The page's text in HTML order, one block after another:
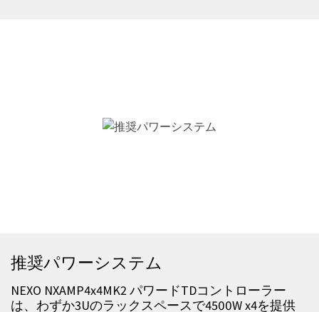
推奨パワーシステム
NEXO NXAMP4x4MK2 パワードTDコントローラー
は、わずか3Uのラックスペースで4500W x4を提供